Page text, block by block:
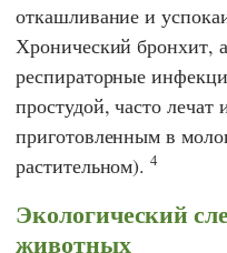
откашливание и
Хронический бронхит,
респираторные
простудой, часто
приготовленным в
растительном).4
Экологический
животных